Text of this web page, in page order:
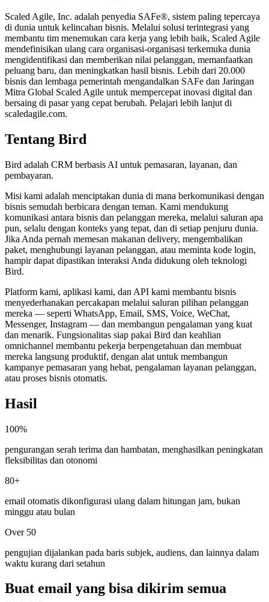
Scaled Agile, Inc. adalah penyedia SAFe®, sistem paling tepercaya
di dunia untuk kelincahan bisnis. Melalui solusi terintegrasi yang
membantu tim menemukan cara kerja yang lebih baik, Scaled Agile
mendefinisikan ulang cara organisasi-organisasi terkemuka dunia
mengidentifikasi dan memberikan nilai pelanggan, memanfaatkan
peluang baru, dan meningkatkan hasil bisnis. Lebih dari 20.000
bisnis dan lembaga pemerintah mengandalkan SAFe dan Jaringan
Mitra Global Scaled Agile untuk mempercepat inovasi digital dan
bersaing di pasar yang cepat berubah. Pelajari lebih lanjut di
scaledagile.com.
Tentang Bird
Bird adalah CRM berbasis AI untuk pemasaran, layanan, dan
pembayaran.
Misi kami adalah menciptakan dunia di mana berkomunikasi dengan
bisnis semudah berbicara dengan teman. Kami mendukung
komunikasi antara bisnis dan pelanggan mereka, melalui saluran apa
pun, selalu dengan konteks yang tepat, dan di setiap penjuru dunia.
Jika Anda pernah memesan makanan delivery, mengembalikan
paket, menghubungi layanan pelanggan, atau meminta kode login,
hampir dapat dipastikan interaksi Anda didukung oleh teknologi
Bird.
Platform kami, aplikasi kami, dan API kami membantu bisnis
menyederhanakan percakapan melalui saluran pilihan pelanggan
mereka — seperti WhatsApp, Email, SMS, Voice, WeChat,
Messenger, Instagram — dan membangun pengalaman yang kuat
dan menarik. Fungsionalitas siap pakai Bird dan keahlian
omnichannel membantu pekerja berpengetahuan dan membuat
mereka langsung produktif, dengan alat untuk membangun
kampanye pemasaran yang hebat, pengalaman layanan pelanggan,
atau proses bisnis otomatis.
Hasil
100%
pengurangan serah terima dan hambatan, menghasilkan peningkatan
fleksibilitas dan otonomi
80+
email otomatis dikonfigurasi ulang dalam hitungan jam, bukan
minggu atau bulan
Over 50
pengujian dijalankan pada baris subjek, audiens, dan lainnya dalam
waktu kurang dari setahun
Buat email yang bisa dikirim semua